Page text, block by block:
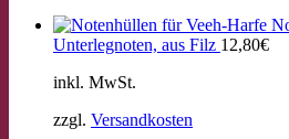
Unterlegnoten, aus Filz 12,80€
inkl. MwSt.
zzgl. Versandkosten